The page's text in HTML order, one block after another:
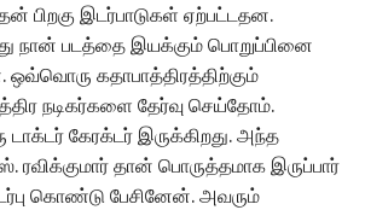
பிறகு இடர்பாடுகள் ஏற்பட்டதன.
நான் படத்தை இயக்கும் பொறுப்பினை
கதாபாத்திரத்திற்கும்
நடிகர்களை தேர்வு செய்தோம்.
டாக்டர் கேரக்டர் இருக்கிறது. அந்த
ரவிக்குமார் தான் பொருத்தமாக இருப்பார்
கொண்டு பேசினேன். அவரும்